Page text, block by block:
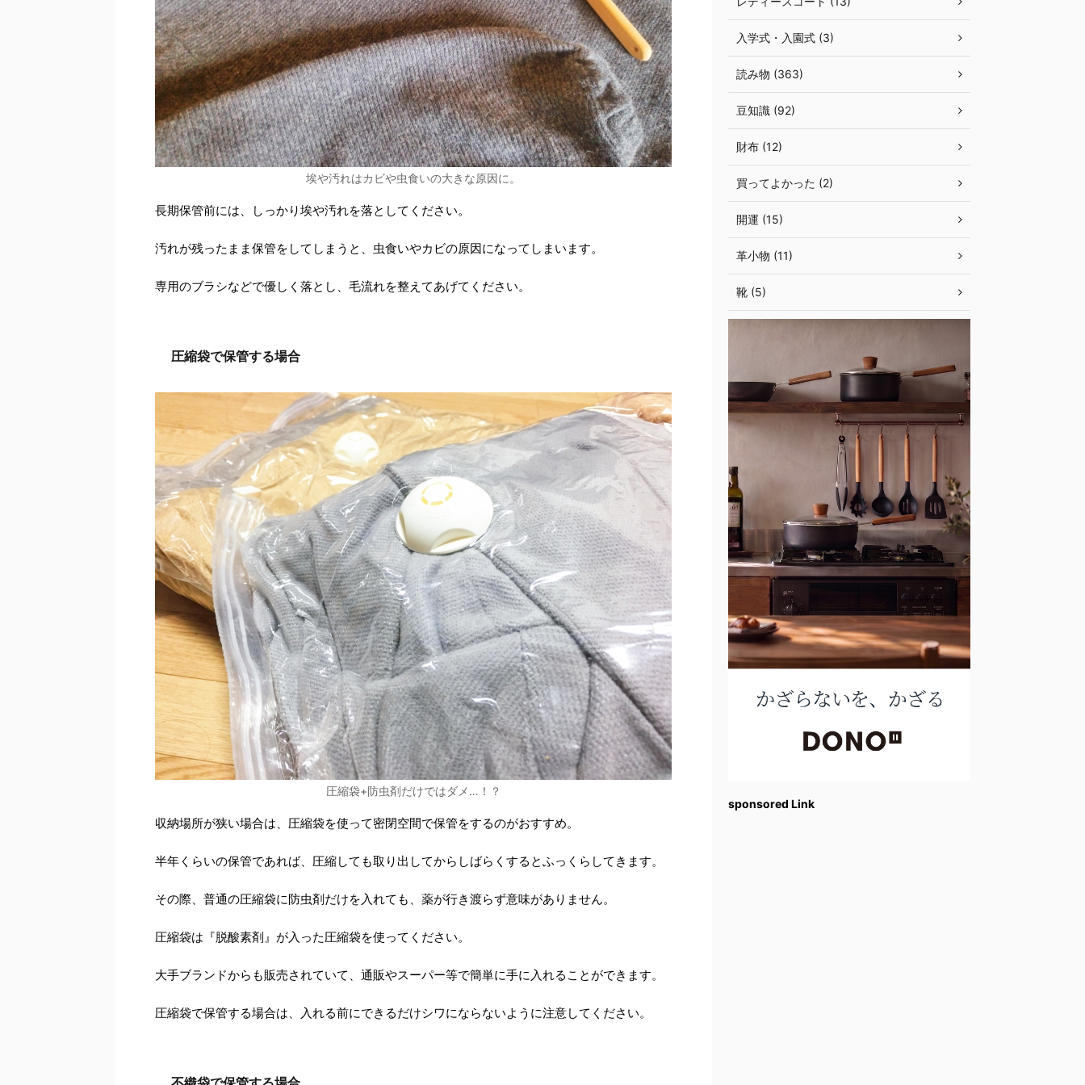
埃や汚れはカビや虫食いの大きな原因に。
長期保管前には、しっかり埃や汚れを落としてください。
汚れが残ったまま保管をしてしまうと、虫食いやカビの原因になってしまいます。
専用のブラシなどで優しく落とし、毛流れを整えてあげてください。
圧縮袋で保管する場合
圧縮袋+防虫剤だけではダメ…！？
収納場所が狭い場合は、圧縮袋を使って密閉空間で保管をするのがおすすめ。
半年くらいの保管であれば、圧縮しても取り出してからしばらくするとふっくらしてきます。
その際、普通の圧縮袋に防虫剤だけを入れても、薬が行き渡らず意味がありません。
圧縮袋は『脱酸素剤』が入った圧縮袋を使ってください。
大手ブランドからも販売されていて、通販やスーパー等で簡単に手に入れることができます。
圧縮袋で保管する場合は、入れる前にできるだけシワにならないように注意してください。
入学式・入園式 (3)
読み物 (363)
豆知識 (92)
財布 (12)
買ってよかった (2)
開運 (15)
革小物 (11)
靴 (5)
sponsored Link